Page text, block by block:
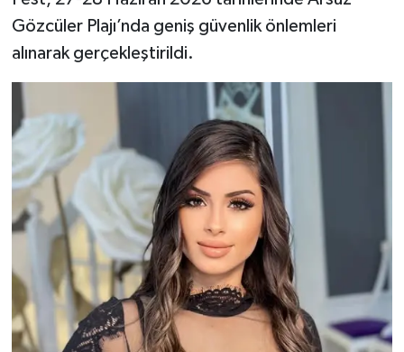
Gözcüler Plajı’nda geniş güvenlik önlemleri
alınarak gerçekleştirildi.